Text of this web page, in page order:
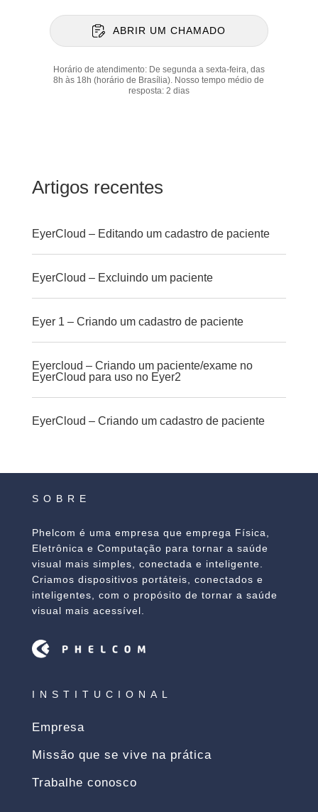
ABRIR UM CHAMADO
Horário de atendimento: De segunda a sexta-feira, das
8h às 18h (horário de Brasília). Nosso tempo médio de
resposta: 2 dias
Artigos recentes
EyerCloud – Editando um cadastro de paciente
EyerCloud – Excluindo um paciente
Eyer 1 – Criando um cadastro de paciente
Eyercloud – Criando um paciente/exame no
EyerCloud para uso no Eyer2
EyerCloud – Criando um cadastro de paciente
SOBRE
Phelcom é uma empresa que emprega Física,
Eletrônica e Computação para tornar a saúde
visual mais simples, conectada e inteligente.
Criamos dispositivos portáteis, conectados e
inteligentes, com o propósito de tornar a saúde
visual mais acessível.
INSTITUCIONAL
Empresa
Missão que se vive na prática
Trabalhe conosco